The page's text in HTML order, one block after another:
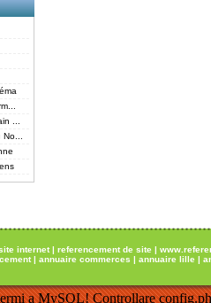
...
internet| referencement de site |
| annuaire commerces | annuaire lille |
a MySQL! Controllare